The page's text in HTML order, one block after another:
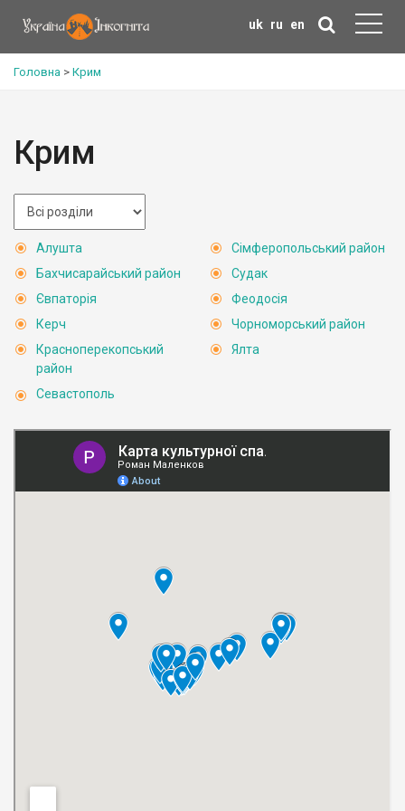
uk ru en
Головна > Крим
Крим
Алушта
Бахчисарайський район
Євпаторія
Керч
Красноперекопський
район
Севастополь
Сімферопольський район
Судак
Феодосія
Чорноморський район
Ялта